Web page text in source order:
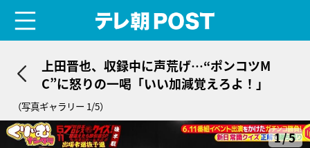
上田晋也、収録中に声荒げ…“ポンコツM
C”に怒りの一喝「いい加減覚えろよ！」
（写真ギャラリー 1/5）
1/5